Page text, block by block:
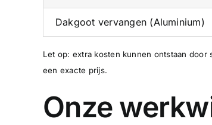
Dakgoot vervangen (Aluminium)
Let op: extra kosten kunnen ontstaan
een exacte prijs.
Onze